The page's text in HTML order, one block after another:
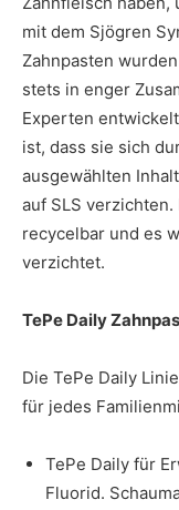
mit dem Sjögren
Zahnpasten
stets in enger
Experten
ist, dass sie sich
ausgewählten
auf SLS
recycelbar und es
verzichtet.
TePe Daily
Die TePe Daily
für jedes
TePe Daily für
Fluorid.